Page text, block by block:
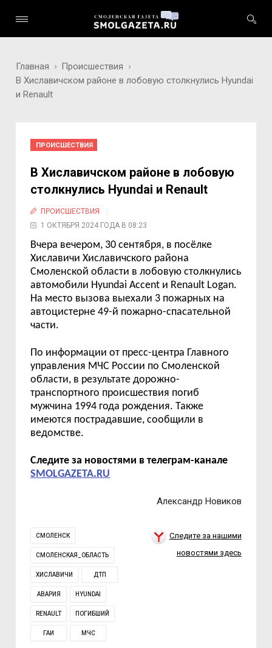
Главная
Происшествия
В Хиславичском районе в лобовую столкнулись Hyundai
и Renault
ПРОИСШЕСТВИЯ
В Хиславичском районе в лобовую
столкнулись Hyundai и Renault
ПРОИСШЕСТВИЯ
1 ОКТЯБРЯ 2024 ГОДА В 08:23
Вчера вечером, 30 сентября, в посёлке
Хиславичи Хиславичского района
Смоленской области в лобовую столкнулись
автомобили Hyundai Accent и Renault Logan.
На место вызова выехали 3 пожарных на
автоцистерне 49-й пожарно-спасательной
части.
По информации от пресс-центра Главного
управления МЧС России по Смоленской
области, в результате дорожно-
транспортного происшествия погиб
мужчина 1994 года рождения. Также
имеются пострадавшие, сообщили в
ведомстве.
Следите за новостями в телеграм-канале
SMOLGAZETA.RU
Александр Новиков
СМОЛЕНСК
СМОЛЕНСКАЯ_ОБЛАСТЬ
ХИСЛАВИЧИ ДТП
АВАРИЯ HYUNDAI
RENAULT ПОГИБШИЙ
ГАИ МЧС
Следите за нашими
новостями здесь